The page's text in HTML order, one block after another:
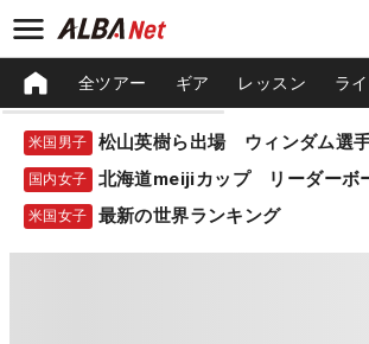
全ツアー ギア レッスン ラ
米国男子
国内女子 北海道meijiカップ リーダーボ
米国女子 最新の世界ランキング